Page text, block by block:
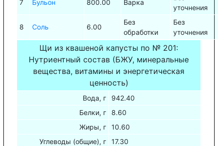
7 Бульон 800.00 Варка
уточнения
8 Соль 6.00
Без
обработки
Без
уточнения
Щи из квашеной капусты по № 201:
Нутриентный состав (БЖУ, минеральные
вещества, витамины и энергетическая
ценность)
Вода, г
942.40
Белки, г
8.60
Жиры, г
10.60
Углеводы (общие), г
17.30